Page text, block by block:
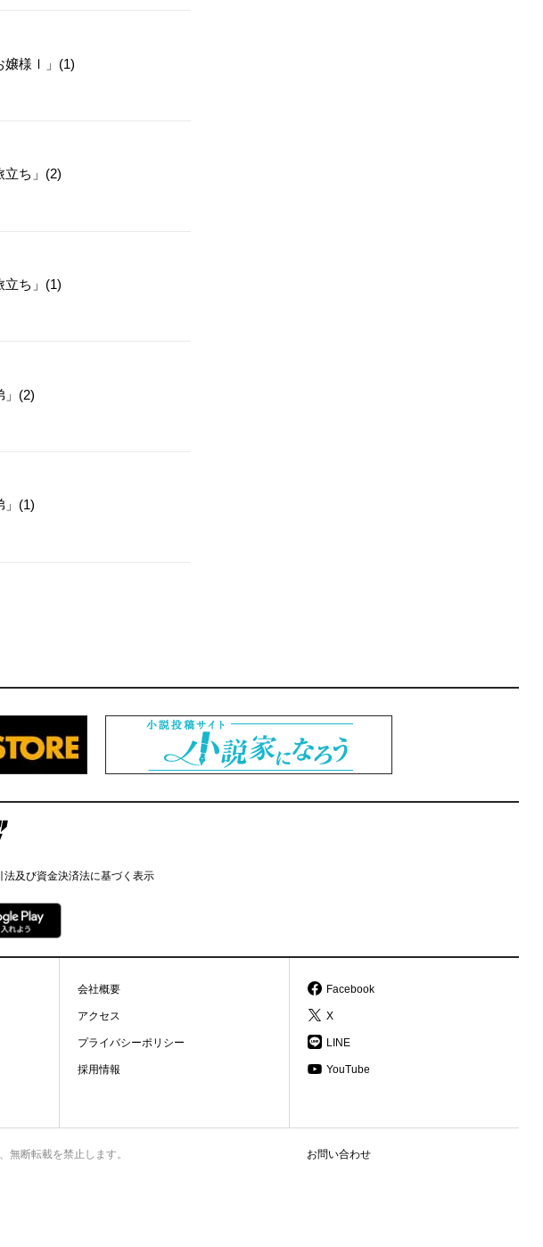
嬢様Ⅰ」(1)
立ち」(2)
立ち」(1)
」(2)
」(1)
法及び資金決済法に基づく表示
会社概要
アクセス
プライバシーポリシー
採用情報
Facebook
X
LINE
YouTube
お問い合わせ
無断転載を禁止します。